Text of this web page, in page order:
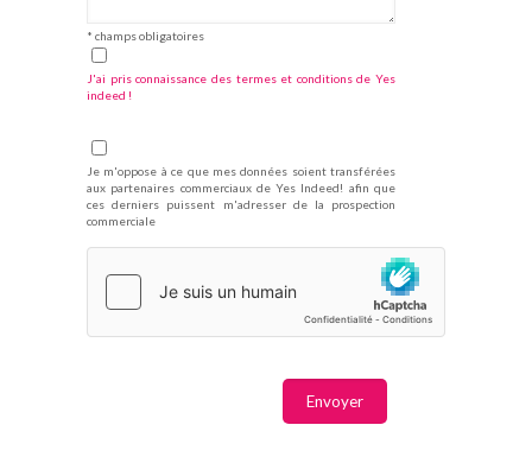
* champs obligatoires
J'ai pris connaissance des termes et conditions de Yes
indeed !
Je m'oppose à ce que mes données soient transférées
aux partenaires commerciaux de Yes Indeed! afin que
ces derniers puissent m'adresser de la prospection
commerciale